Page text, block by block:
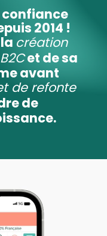
confiance
2014 !
création
et de sa
avant
de refonte
de